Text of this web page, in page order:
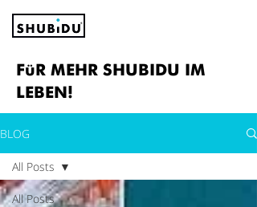
FüR MEHR SHUBIDU IM
LEBEN!
BLOG
All Posts
All Posts